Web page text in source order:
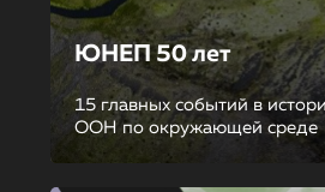
ЮНЕП 50 лет
15 главных событий в
ООН по окружающей среде